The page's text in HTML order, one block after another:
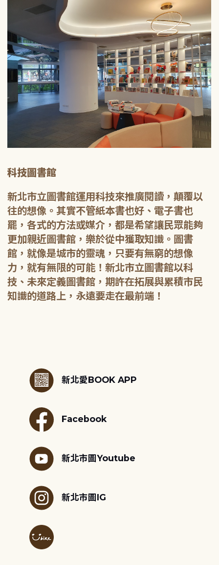
科技圖書館
新北市立圖書館運用科技來推廣閱讀，顛覆以
往的想像。其實不管紙本書也好、電子書也
罷，各式的方法或媒介，都是希望讓民眾能夠
更加親近圖書館，樂於從中獲取知識。圖書
館，就像是城市的靈魂，只要有無窮的想像
力，就有無限的可能！新北市立圖書館以科
技、未來定義圖書館，期許在拓展與累積市民
知識的道路上，永遠要走在最前端！
新北愛BOOK APP
Facebook
新北市圖Youtube
新北市圖IG